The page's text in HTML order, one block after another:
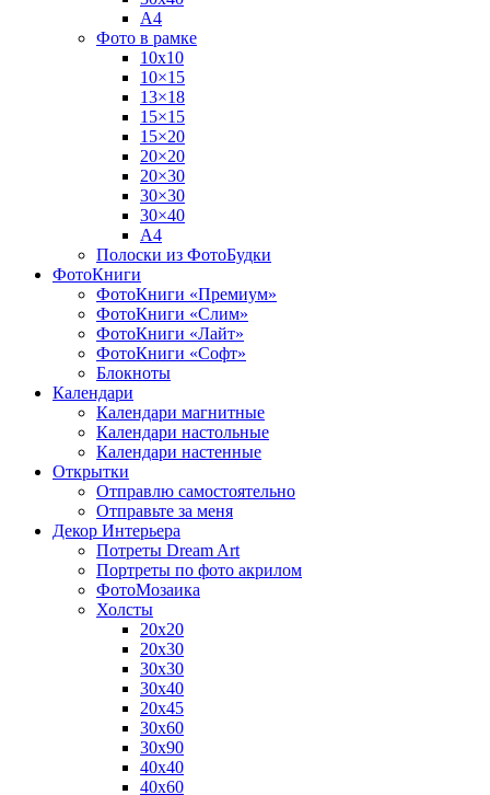
А4
Фото в рамке
10х10
10×15
13×18
15×15
15×20
20×20
20×30
30×30
30×40
A4
Полоски из ФотоБудки
ФотоКниги
ФотоКниги «Премиум»
ФотоКниги «Слим»
ФотоКниги «Лайт»
ФотоКниги «Софт»
Блокноты
Календари
Календари магнитные
Календари настольные
Календари настенные
Открытки
Отправлю самостоятельно
Отправьте за меня
Декор Интерьера
Потреты Dream Art
Портреты по фото акрилом
ФотоМозаика
Холсты
20х20
20х30
30х30
30х40
20х45
30х60
30х90
40х40
40х60